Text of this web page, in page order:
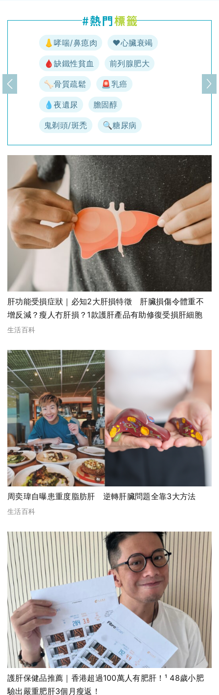
👃哮喘/鼻瘜肉 ♥️心臟衰竭
🩸缺鐵性貧血 前列腺肥大
🦴骨質疏鬆 🚨乳癌
💧夜遺尿 膽固醇
鬼剃頭/斑禿 🔍糖尿病
上一頁 下
肝功能受損症狀｜必知2大肝損特徵 肝臟損傷令體重不
增反減？瘦人冇肝損？1款護肝產品有助修復受損肝細胞
生活百科
周奕瑋自曝患重度脂肪肝 逆轉肝臟問題全靠3大方法
生活百科
護肝保健品推薦｜香港超過100萬人有肥肝！¹ 48歲小肥
驗出嚴重肥肝3個月瘦返！